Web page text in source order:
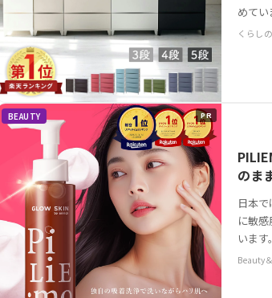
めて
ムや
アウ
くらし
BEAUTY PR
のま
日本
に敏
いま
がけ
W洗
Beauty